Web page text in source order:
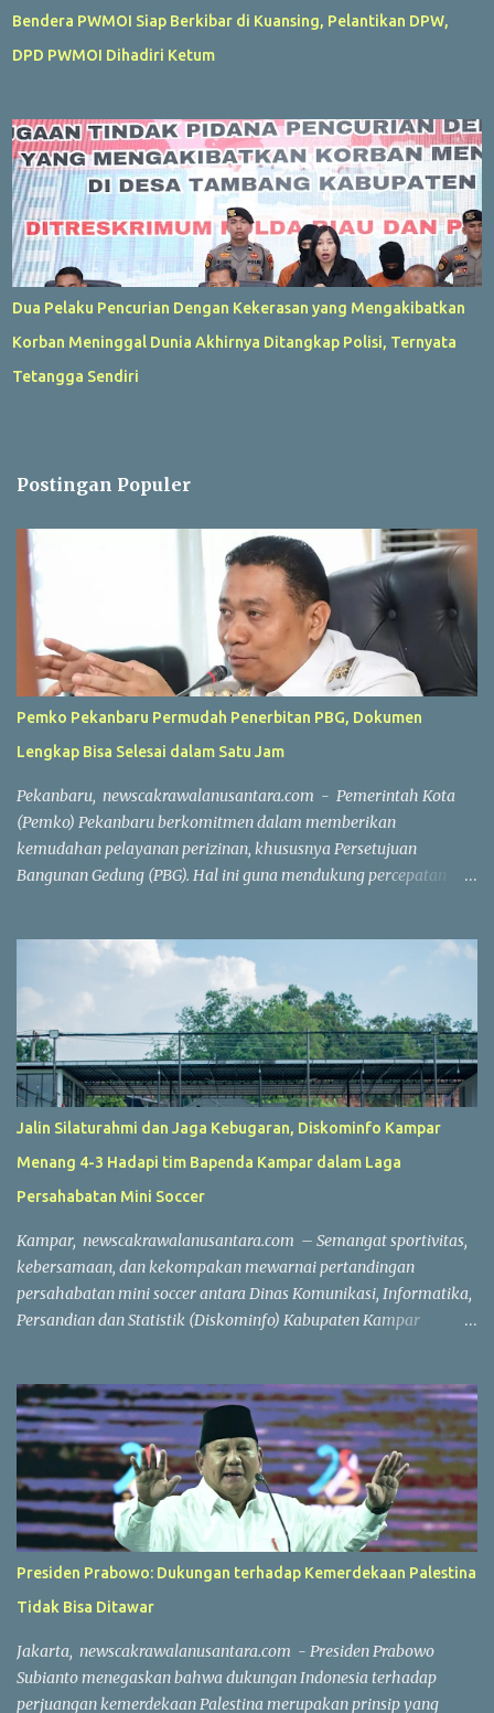
Bendera PWMOI Siap Berkibar di Kuansing, Pelantikan DPW,
DPD PWMOI Dihadiri Ketum
Dua Pelaku Pencurian Dengan Kekerasan yang Mengakibatkan
Korban Meninggal Dunia Akhirnya Ditangkap Polisi, Ternyata
Tetangga Sendiri
Postingan Populer
Pemko Pekanbaru Permudah Penerbitan PBG, Dokumen
Lengkap Bisa Selesai dalam Satu Jam
Pekanbaru, newscakrawalanusantara.com - Pemerintah Kota
(Pemko) Pekanbaru berkomitmen dalam memberikan
kemudahan pelayanan perizinan, khususnya Persetujuan
Bangunan Gedung (PBG). Hal ini guna mendukung percepatan
penerbitan PBG dilakukan secara daring saat ini. Penerbitan PBG
dapat diselesaikan dengan sangat cepat apabila seluruh
persyaratan telah dipenuhi. "Hari ini, jika seluruh persyaratan
sudah lengkap, penerbitan PBG bisa selesai dalam waktu sekitar
satu jam. Seluruh prosesnya sudah berbasis sistem online,"
ujarnya. Percepatan layanan tersebut tidak hanya berlaku untuk
rumah sederhana atau bangunan dengan konstruksi sederhana.
Tetapi, layanan ini juga berlaku untuk bangunan berskala besar
dan kompleks. Sebagai contoh, penerbitan PBG untuk
pembangunan sebuah sport center di Kecamatan Marpoyan
56 meni...
Jalin Silaturahmi dan Jaga Kebugaran, Diskominfo Kampar
Menang 4-3 Hadapi tim Bapenda Kampar dalam Laga
Persahabatan Mini Soccer
Kampar, newscakrawalanusantara.com – Semangat sportivitas,
kebersamaan, dan kekompakan mewarnai pertandingan
persahabatan mini soccer antara Dinas Komunikasi, Informatika,
Persandian dan Statistik (Diskominfo) Kabupaten Kampar
Soccer, Batu Belah, Kecamatan Kampar, Kamis (23/7/2026),
menjadi ajang mempererat silaturahmi sekaligus menjaga
kebugaran jasmani bagi Aparatur Sipil Negara (ASN) dan PPPK di
lingkungan Pemerintah Kabupaten Kampar. Sejak peluit awal
dibunyikan yang dipimpin wasit Profesional Salis tersebut, kedua
tim langsung menampilkan permainan atraktif. Saling
menyerang, menciptakan peluang, hingga aksi penyelamatan
gemilang dari para penjaga gawang membuat pertandingan
berlangsung seru dan menghibur. Meski bertajuk laga
kompetitif dengan menjunjung tinggi nilai sportivitas,
pertandingan berlangsun...
Presiden Prabowo: Dukungan terhadap Kemerdekaan Palestina
Tidak Bisa Ditawar
Jakarta, newscakrawalanusantara.com - Presiden Prabowo
Subianto menegaskan bahwa dukungan Indonesia terhadap
perjuangan kemerdekaan Palestina merupakan prinsip yang